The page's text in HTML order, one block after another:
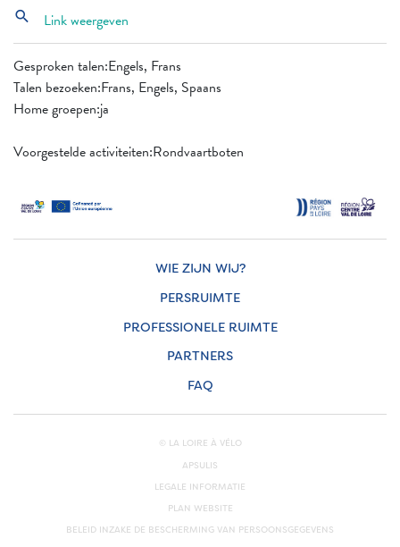
Gesproken talen:Engels, Frans
Talen bezoeken:Frans, Engels, Spaans
Home groepen:ja
Voorgestelde activiteiten:Rondvaartboten
search Link weergeven
WIE ZIJN WIJ?
PERSRUIMTE
PROFESSIONELE RUIMTE
PARTNERS
FAQ
© LA LOIRE À VÉLO
APSULIS
LEGALE INFORMATIE
PLAN WEBSITE
BELEID INZAKE DE BESCHERMING VAN PERSOONSGEGEVENS